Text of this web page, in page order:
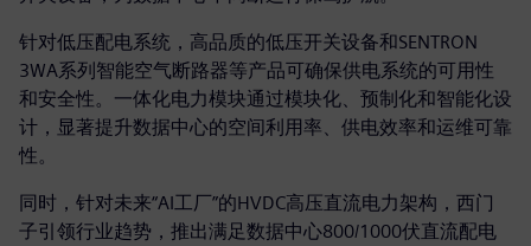
针对低压配电系统，高品质的低压开关设备和SENTRON
3WA系列智能空气断路器等产品可确保供电系统的可用性
和安全性。一体化电力模块通过‌模块化、预制化和智能化设
计，显著提升数据中心的空间利用率、供电效率和运维可靠
性。
同时，针对未来“AI工厂”的HVDC高压直流电力架构，西门
子引领行业趋势，推出满足数据中心800/1000伏直流配电